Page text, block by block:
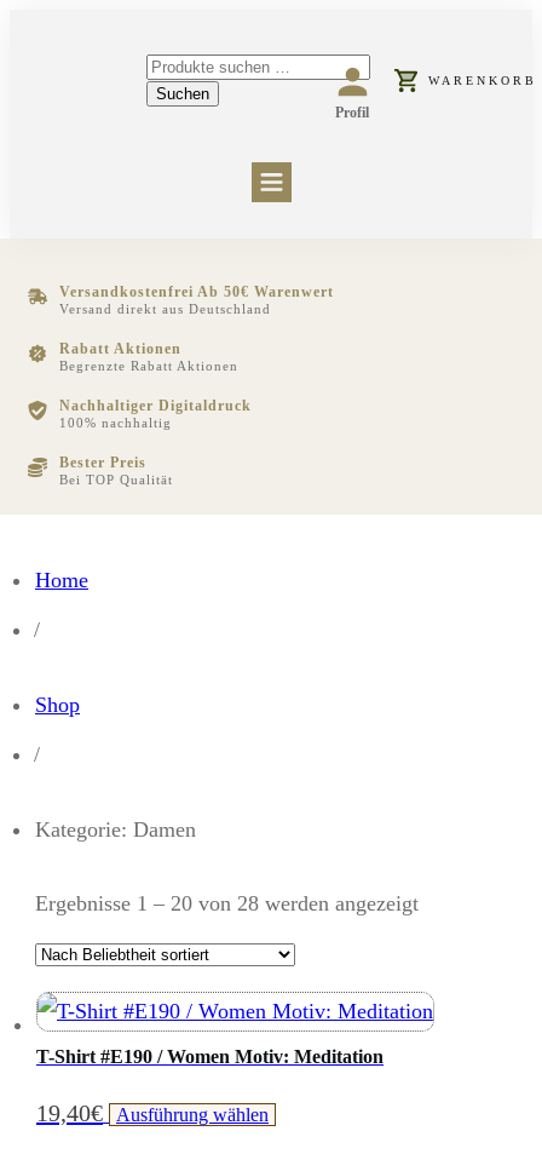
Suchen
nach:
Suchen
Profil
WARENKORB
Versandkostenfrei Ab 50€ Warenwert
Versand direkt aus Deutschland
Rabatt Aktionen
Begrenzte Rabatt Aktionen
Nachhaltiger Digitaldruck
100% nachhaltig
Bester Preis
Bei TOP Qualität
Home
/
Shop
/
Kategorie: Damen
Ergebnisse 1 – 20 von 28 werden angezeigt
T-Shirt #E190 / Women Motiv: Meditation
19,40€ Ausführung wählen Dieses